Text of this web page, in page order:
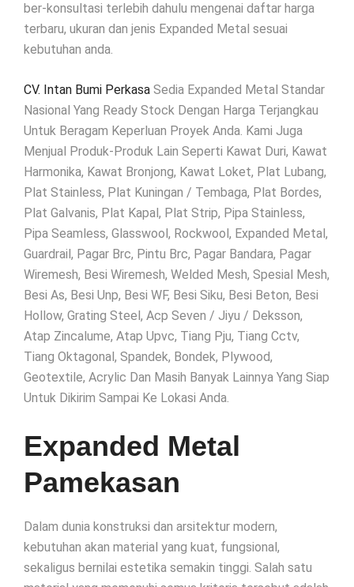
ber-konsultasi terlebih dahulu mengenai daftar harga
terbaru, ukuran dan jenis Expanded Metal sesuai
kebutuhan anda.
CV. Intan Bumi Perkasa Sedia Expanded Metal Standar
Nasional Yang Ready Stock Dengan Harga Terjangkau
Untuk Beragam Keperluan Proyek Anda. Kami Juga
Menjual Produk-Produk Lain Seperti Kawat Duri, Kawat
Harmonika, Kawat Bronjong, Kawat Loket, Plat Lubang,
Plat Stainless, Plat Kuningan / Tembaga, Plat Bordes,
Plat Galvanis, Plat Kapal, Plat Strip, Pipa Stainless,
Pipa Seamless, Glasswool, Rockwool, Expanded Metal,
Guardrail, Pagar Brc, Pintu Brc, Pagar Bandara, Pagar
Wiremesh, Besi Wiremesh, Welded Mesh, Spesial Mesh,
Besi As, Besi Unp, Besi WF, Besi Siku, Besi Beton, Besi
Hollow, Grating Steel, Acp Seven / Jiyu / Deksson,
Atap Zincalume, Atap Upvc, Tiang Pju, Tiang Cctv,
Tiang Oktagonal, Spandek, Bondek, Plywood,
Geotextile, Acrylic Dan Masih Banyak Lainnya Yang Siap
Untuk Dikirim Sampai Ke Lokasi Anda.
Expanded Metal
Pamekasan
Dalam dunia konstruksi dan arsitektur modern,
kebutuhan akan material yang kuat, fungsional,
sekaligus bernilai estetika semakin tinggi. Salah satu